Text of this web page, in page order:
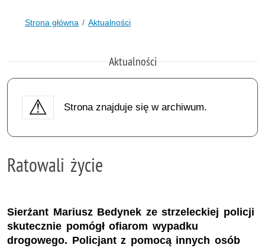
Strona główna Aktualności
Aktualności
Strona znajduje się w archiwum.
Ratowali życie
Sierżant Mariusz Bedynek ze strzeleckiej policji
skutecznie pomógł ofiarom wypadku
drogowego. Policjant z pomocą innych osób